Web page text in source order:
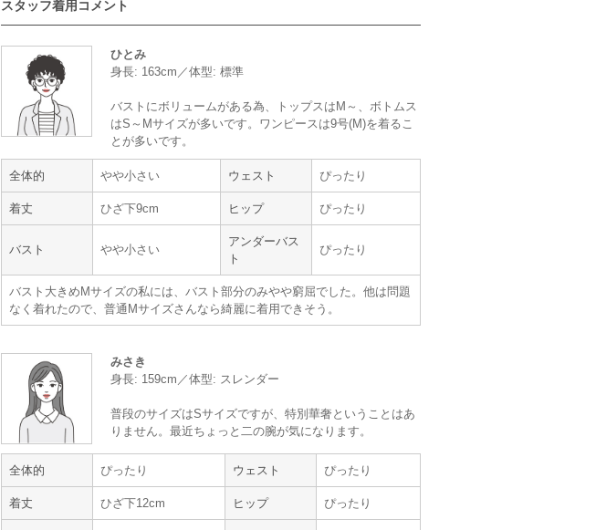
身長 :150〜154cm
体重 :40～44kg
体型 : 華奢
使用シーン :
使用地域 :宮城県
【 B01265】を使用
体重 :45～49kg
体型 : 標準
使用時期 :4月
スタッフ着用コメント
ひとみ
身長: 163cm／体型: 標準
バストにボリュームがある為、トップスはM～、ボトムス
はS～Mサイズが多いです。ワンピースは9号(M)を着るこ
とが多いです。
全体的 やや小さい ウェスト ぴったり
着丈 ひざ下9cm ヒップ ぴったり
バスト やや小さい
アンダーバス
ト
ぴったり
バスト大きめMサイズの私には、バスト部分のみやや窮屈でした。他は問題
なく着れたので、普通Mサイズさんなら綺麗に着用できそう。
みさき
身長: 159cm／体型: スレンダー
普段のサイズはSサイズですが、特別華奢ということはあ
りません。最近ちょっと二の腕が気になります。
全体的 ぴったり ウェスト ぴったり
着丈 ひざ下12cm ヒップ ぴったり